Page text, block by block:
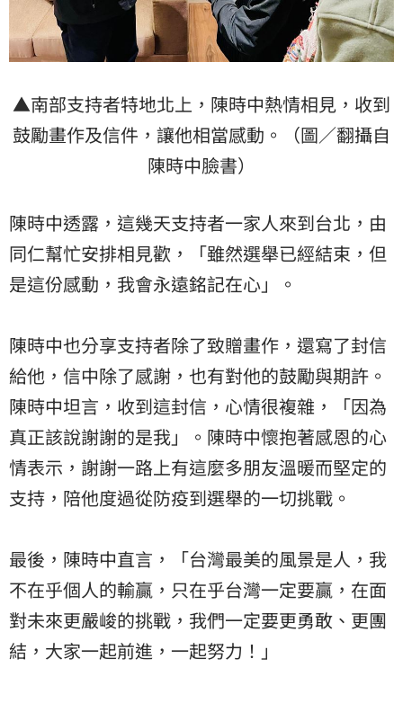
▲南部支持者特地北上，陳時中熱情相見，收到
鼓勵畫作及信件，讓他相當感動。（圖／翻攝自
陳時中臉書）
陳時中透露，這幾天支持者一家人來到台北，由
同仁幫忙安排相見歡，「雖然選舉已經結束，但
是這份感動，我會永遠銘記在心」。
陳時中也分享支持者除了致贈畫作，還寫了封信
給他，信中除了感謝，也有對他的鼓勵與期許。
陳時中坦言，收到這封信，心情很複雜，「因為
真正該說謝謝的是我」。陳時中懷抱著感恩的心
情表示，謝謝一路上有這麼多朋友溫暖而堅定的
支持，陪他度過從防疫到選舉的一切挑戰。
最後，陳時中直言，「台灣最美的風景是人，我
不在乎個人的輸贏，只在乎台灣一定要贏，在面
對未來更嚴峻的挑戰，我們一定要更勇敢、更團
結，大家一起前進，一起努力！」